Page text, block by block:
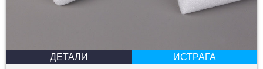
ДЕТАЛИ
ИСТРАГА